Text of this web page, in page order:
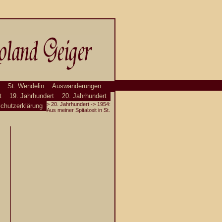
St. Wendelin
Auswanderungen
19. Jahrhundert
20. Jahrhundert
> 20. Jahrhundert -> 1954:
Aus meiner Spitalzeit in St.